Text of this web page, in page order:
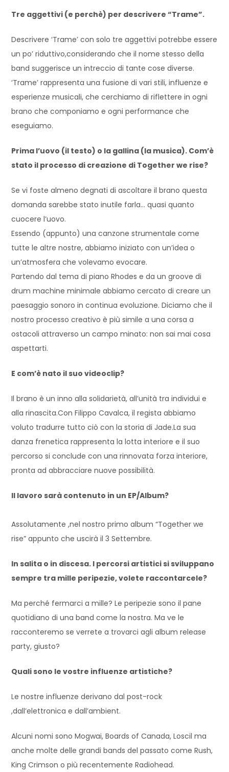
Tre aggettivi (e perchè) per descrivere “Trame”.
Descrivere ‘Trame’ con solo tre aggettivi potrebbe essere
un po’ riduttivo,considerando che il nome stesso della
band suggerisce un intreccio di tante cose diverse.
‘Trame’ rappresenta una fusione di vari stili, influenze e
esperienze musicali, che cerchiamo di riflettere in ogni
brano che componiamo e ogni performance che
eseguiamo.
Prima l’uovo (il testo) o la gallina (la musica). Com’è
stato il processo di creazione di Together we rise?
Se vi foste almeno degnati di ascoltare il brano questa
domanda sarebbe stato inutile farla… quasi quanto
cuocere l’uovo.
Essendo (appunto) una canzone strumentale come
tutte le altre nostre, abbiamo iniziato con un’idea o
un’atmosfera che volevamo evocare.
Partendo dal tema di piano Rhodes e da un groove di
drum machine minimale abbiamo cercato di creare un
paesaggio sonoro in continua evoluzione. Diciamo che il
nostro processo creativo è più simile a una corsa a
ostacoli attraverso un campo minato: non sai mai cosa
aspettarti.
E com’è nato il suo videoclip?
Il brano è un inno alla solidarietà, all’unità tra individui e
alla rinascita.Con Filippo Cavalca, il regista abbiamo
voluto tradurre tutto ciò con la storia di Jade.La sua
danza frenetica rappresenta la lotta interiore e il suo
percorso si conclude con una rinnovata forza interiore,
pronta ad abbracciare nuove possibilità.
Il lavoro sarà contenuto in un EP/Album?
Assolutamente ,nel nostro primo album “Together we
rise” appunto che uscirà il 3 Settembre.
In salita o in discesa. I percorsi artistici si sviluppano
sempre tra mille peripezie, volete raccontarcele?
Ma perché fermarci a mille? Le peripezie sono il pane
quotidiano di una band come la nostra. Ma ve le
racconteremo se verrete a trovarci agli album release
party, giusto?
Quali sono le vostre influenze artistiche?
Le nostre influenze derivano dal post-rock
,dall’elettronica e dall’ambient.
Alcuni nomi sono Mogwai, Boards of Canada, Loscil ma
anche molte delle grandi bands del passato come Rush,
King Crimson o più recentemente Radiohead.